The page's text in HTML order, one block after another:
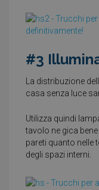
#3
La distribuzione
casa senza luce
Utilizza quindi
tavolo ne gica
pareti quanto nelle
degli spazi interni.